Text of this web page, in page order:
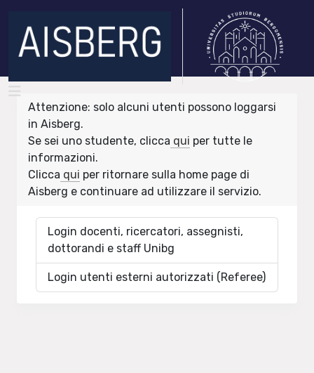
Attenzione: solo alcuni utenti possono loggarsi
in Aisberg.
Se sei uno studente, clicca qui per tutte le
informazioni.
Clicca qui per ritornare sulla home page di
Aisberg e continuare ad utilizzare il servizio.
Login docenti, ricercatori, assegnisti,
dottorandi e staff Unibg
Login utenti esterni autorizzati (Referee)